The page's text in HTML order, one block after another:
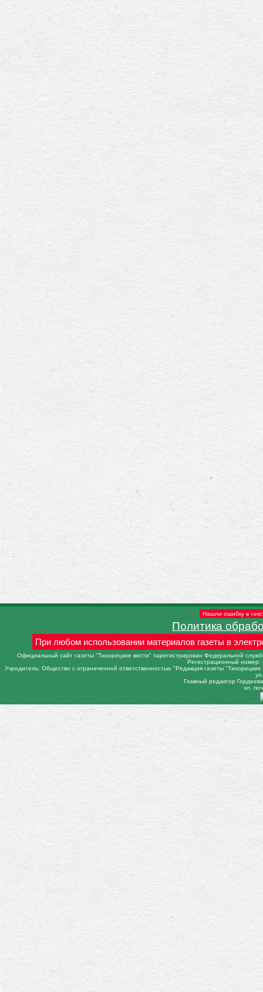
Нашли ошибку в
Политика
При любом использовании материалов газеты в
Официальный сайт газеты "Тихорецкие вести" зарегистрирован Федеральной
Регистрационный
Учредитель: Общество с ограниченной ответственностью "Редакция газеты
Главный редактор
эл.